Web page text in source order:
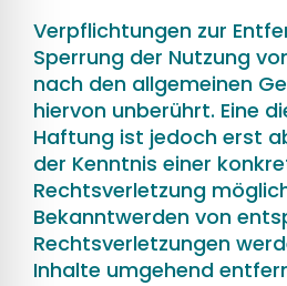
Verpflichtungen zur
Sperrung der Nutzung
nach den allgemeinen
hiervon unberührt. Eine
Haftung ist jedoch erst
der Kenntnis einer
Rechtsverletzung
Bekanntwerden von
Rechtsverletzungen
Inhalte umgehend